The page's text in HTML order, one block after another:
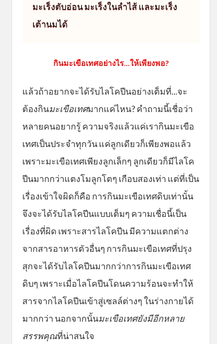
มะเร็งตับอ่อน มะเร็งในลำไส้ และมะเร็ง
เต้านมได้
กินมะเขือเทศอย่างไร...ให้เพียงพอ?
แล้วถ้าอยากจะได้รับไลโคปีนอย่างเต็มที่...จะ
ต้องกินมะเขือเทศมากแค่ไหน? คำถามนี้เชื่อว่า
หลายคนอยากรู้ ความจริงแล้วแค่เรากินมะเขือ
เทศเป็นประจำทุกวัน แค่ลูกเดียวก็เพียงพอแล้ว
เพราะมะเขือเทศเพียงลูกเล็กๆ ลูกเดียวก็มีไลโค
ปีนมากกว่าแตงโมลูกโตๆ เกือบสองเท่า แต่ที่เป็น
เรื่องเข้าใจผิดก็คือ การกินมะเขือเทศดิบเท่านั้น
จึงจะได้รับไลโคปีนแบบเต็มๆ ความเชื่อนี้เป็น
เรื่องที่ผิด เพราะสารไลโคปีน มีความแตกต่าง
จากสารอาหารตัวอื่นๆ การกินมะเขือเทศที่ปรุง
สุกจะได้รับไลโคปีนมากกว่าการกินมะเขือเทศ
ดิบๆ เพราะเมื่อไลโคปีนโดนความร้อนจะทำให้
สารจากไลโคปีนเข้าสู่เซลล์ต่างๆ ในร่างกายได้
มากกว่า นอกจากนั้นมะเขือเทศยังมีอีกหลาย
สรรพคุณที่น่าสนใจ